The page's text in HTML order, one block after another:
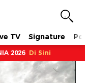
TV Signature
2026 Di Sini